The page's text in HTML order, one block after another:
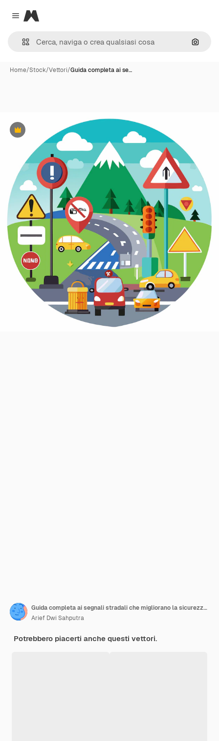
Close menu
Magnific
Cerca
Home/Stock/Vettori/Guida completa ai se…
Premium
Guida completa ai segnali stradali che migliorano la sicurezza stradale
Arief Dwi Sahputra
Potrebbero piacerti anche questi vettori.